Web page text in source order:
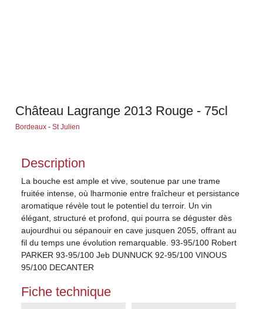
Château Lagrange 2013 Rouge - 75cl
Bordeaux -St Julien
Description
La bouche est ample et vive, soutenue par une trame
fruitée intense, où lharmonie entre fraîcheur et persistance
aromatique révèle tout le potentiel du terroir. Un vin
élégant, structuré et profond, qui pourra se déguster dès
aujourdhui ou sépanouir en cave jusquen 2055, offrant au
fil du temps une évolution remarquable. 93-95/100 Robert
PARKER 93-95/100 Jeb DUNNUCK 92-95/100 VINOUS
95/100 DECANTER
Fiche technique